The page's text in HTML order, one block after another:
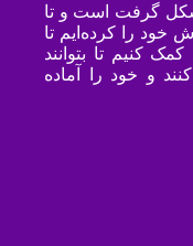
در اردیبهشت ۱۳۹۴ شکل گرفت است و تا
را کرده‌ایم تا
کنیم تا بتوانند
و خود را آماده